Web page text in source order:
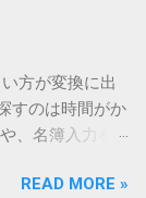
方が変換に出
すのは時間がか
、名簿入力を
手書き入力）」
READ MORE »